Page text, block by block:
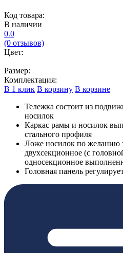
Код товара:
В наличии
0.0
(0 отзывов)
Цвет:
Размер:
Комплектация:
В 1 клик В корзину В корзине
Тележка состоит из
носилок
Каркас рамы и носилок
стального профиля
Ложе носилок по желанию
двухсекционное (с
односекционное
Головная панель